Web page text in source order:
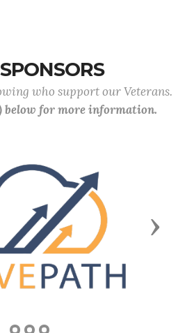
who support our Veterans.
below for more information.
Next